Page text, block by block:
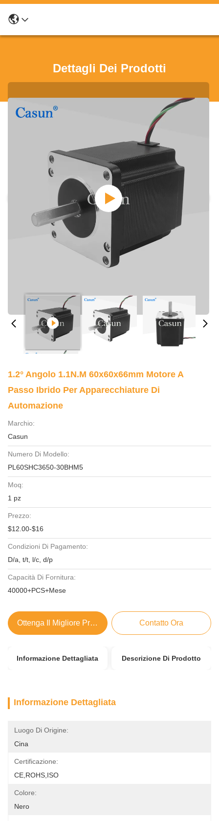
Dettagli Dei Prodotti
1.2° Angolo 1.1N.M 60x60x66mm Motore A
Passo Ibrido Per Apparecchiature Di
Automazione
Marchio:
Casun
Numero Di Modello:
PL60SHC3650-30BHM5
Moq:
1 pz
Prezzo:
$12.00-$16
Condizioni Di Pagamento:
D/a, t/t, l/c, d/p
Capacità Di Fornitura:
40000+PCS+Mese
Ottenga Il Migliore Prezzo Contatto Ora
Informazione Dettagliata Descrizione Di Prodotto
Informazione Dettagliata
Luogo Di Origine:
Cina
Certificazione:
CE,ROHS,ISO
Colore:
Nero